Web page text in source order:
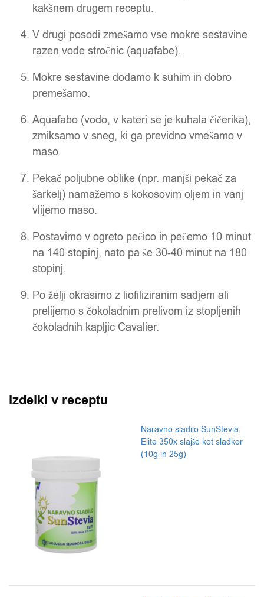
kakšnem drugem receptu.
V drugi posodi zmešamo vse mokre sestavine
razen vode stročnic (aquafabe).
Mokre sestavine dodamo k suhim in dobro
premešamo.
Aquafabo (vodo, v kateri se je kuhala čičerika),
zmiksamo v sneg, ki ga previdno vmešamo v
maso.
Pekač poljubne oblike (npr. manjši pekač za
šarkelj) namažemo s kokosovim oljem in vanj
vlijemo maso.
Postavimo v ogreto pečico in pečemo 10 minut
na 140 stopinj, nato pa še 30-40 minut na 180
stopinj.
Po želji okrasimo z liofiliziranim sadjem ali
prelijemo s čokoladnim prelivom iz stopljenih
čokoladnih kapljic Cavalier.
Izdelki v receptu
Naravno sladilo SunStevia
Elite 350x slajše kot sladkor
(10g in 25g)